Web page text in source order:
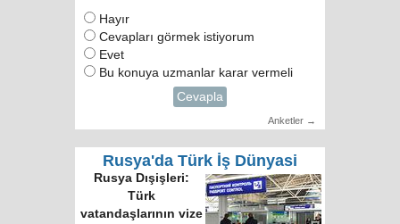
Hayır
Cevapları görmek istiyorum
Evet
Bu konuya uzmanlar karar vermeli
Cevapla
Anketler →
Rusya'da Türk İş Dünyasi
Rusya Dışişleri:
Türk
vatandaşlarının vize